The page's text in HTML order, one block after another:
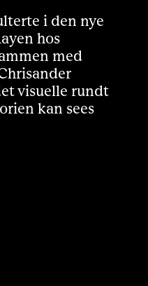
i den nye
hos
med
visuelle rundt
kan sees